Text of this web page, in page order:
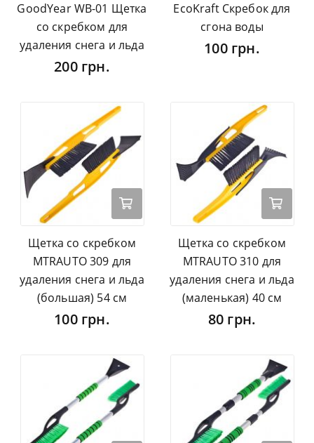
GoodYear WB-01 Щетка
со скребком для
удаления снега и льда
200 грн.
EcoKraft Скребок для
сгона воды
100 грн.
Щетка со скребком
MTRAUTO 309 для
удаления снега и льда
(большая) 54 см
100 грн.
Щетка со скребком
MTRAUTO 310 для
удаления снега и льда
(маленькая) 40 см
80 грн.